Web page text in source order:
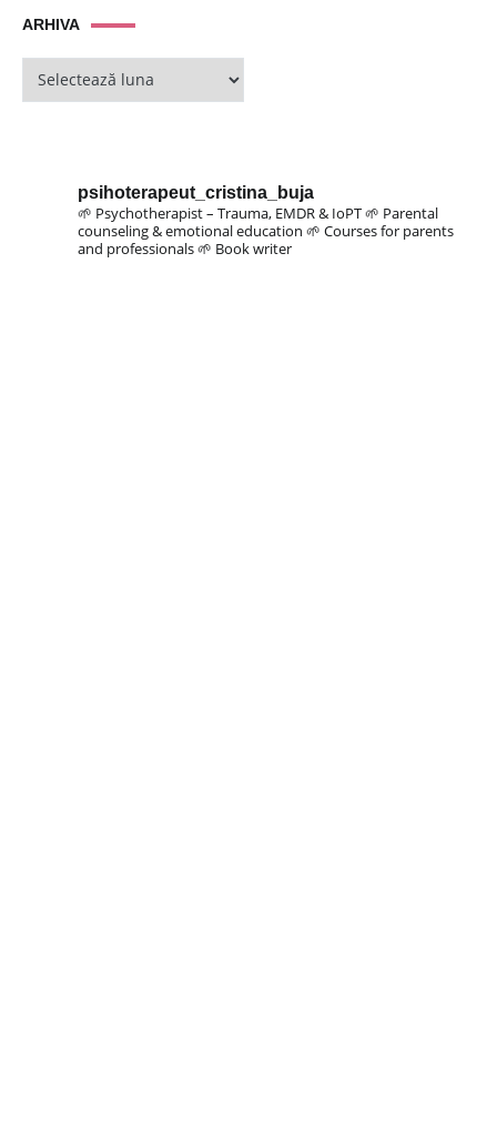
ARHIVA ARHIVA
psihoterapeut_cristina_buja
🌱 Psychotherapist – Trauma, EMDR & IoPT🌱 Parental
counseling & emotional education 🌱 Courses for parents
and professionals🌱 Book writer